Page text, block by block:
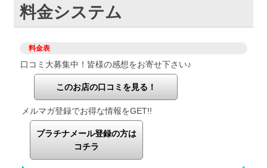
料金システム
料金表
口コミ大募集中！皆様の感想をお寄せ下さい♪
このお店の口コミを見る！
メルマガ登録でお得な情報をGET!!
プラチナメール登録の方は
コチラ